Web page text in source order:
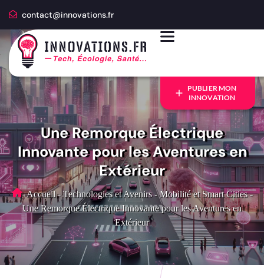
contact@innovations.fr
PUBLIER MON
INNOVATION
Une Remorque Électrique
Innovante pour les Aventures en
Extérieur
Accueil - Technologies et Avenirs - Mobilité et Smart Cities -
Une Remorque Électrique Innovante pour les Aventures en
Extérieur